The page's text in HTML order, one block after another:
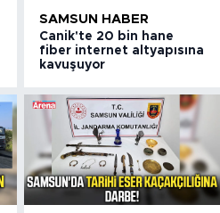
SAMSUN HABER
Canik'te 20 bin hane
fiber internet altyapısına
kavuşuyor